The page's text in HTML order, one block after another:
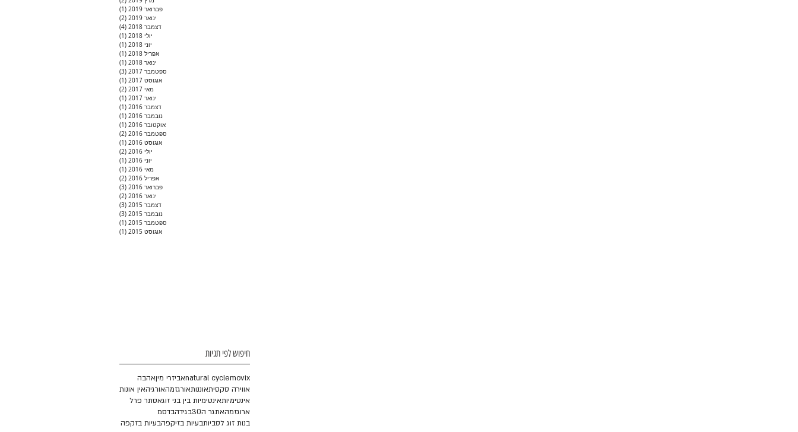
פברואר 2019
(1)
ינואר 2019
(2)
דצמבר 2018
(4)
יולי 2018
(1)
יוני 2018
(1)
אפריל 2018
(1)
ינואר 2018
(1)
ספטמבר 2017
(3)
אוגוסט 2017
(1)
מאי 2017
(2)
ינואר 2017
(1)
דצמבר 2016
(1)
נובמבר 2016
(1)
אוקטובר 2016
(1)
ספטמבר 2016
(2)
אוגוסט 2016
(1)
יולי 2016
(2)
יוני 2016
(1)
מאי 2016
(1)
אפריל 2016
(2)
פברואר 2016
(3)
ינואר 2016
(2)
דצמבר 2015
(3)
נובמבר 2015
(3)
ספטמבר 2015
(1)
אוגוסט 2015
(1)
חיפוש לפי תגיות
movix
natural cycleאביזרי מיןאהבה
אווירה סקסיתאוננותאורגזמהאורגיהאין אונות
אינטימיותאינטימיות בין בני זוגאסתר פרל
ארוגזמהאתגר ה30 בגידהבדסמ
בנות זוג לסביותבעיות בזיקפהבעיות בזקפה